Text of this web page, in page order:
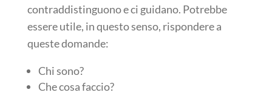
contraddistinguono e ci guidano. Potrebbe
essere utile, in questo senso, rispondere a
queste domande:
Chi sono?
Che cosa faccio?